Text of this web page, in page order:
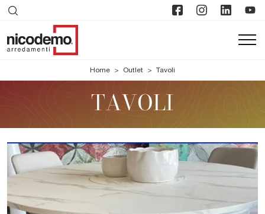
Home > Outlet > Tavoli
TAVOLI